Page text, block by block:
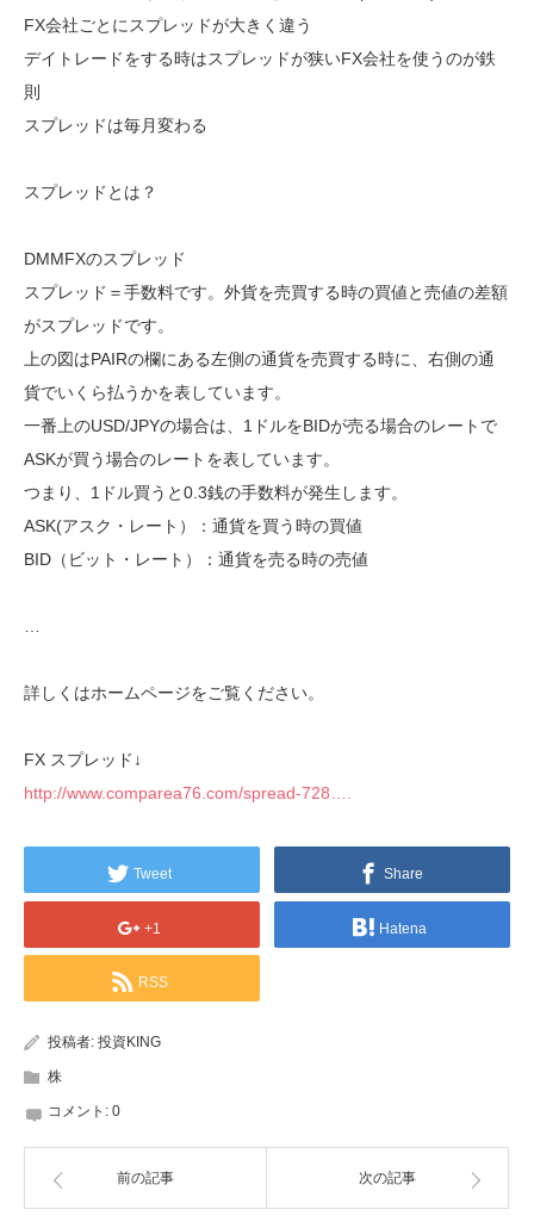
FX会社ごとにスプレッドが大きく違う
デイトレードをする時はスプレッドが狭いFX会社を使うのが鉄
則
スプレッドは毎月変わる
スプレッドとは？
DMMFXのスプレッド
スプレッド＝手数料です。外貨を売買する時の買値と売値の差額
がスプレッドです。
上の図はPAIRの欄にある左側の通貨を売買する時に、右側の通
貨でいくら払うかを表しています。
一番上のUSD/JPYの場合は、1ドルをBIDが売る場合のレートで
ASKが買う場合のレートを表しています。
つまり、1ドル買うと0.3銭の手数料が発生します。
ASK(アスク・レート）：通貨を買う時の買値
BID（ビット・レート）：通貨を売る時の売値
…
詳しくはホームページをご覧ください。
FX スプレッド↓
http://www.comparea76.com/spread-728….
Tweet Share
+1 Hatena
RSS
投稿者: 投資KING
株
コメント: 0
前の記事 次の記事